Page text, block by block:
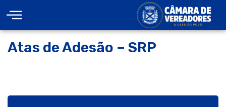
Atas de Adesão – SRP